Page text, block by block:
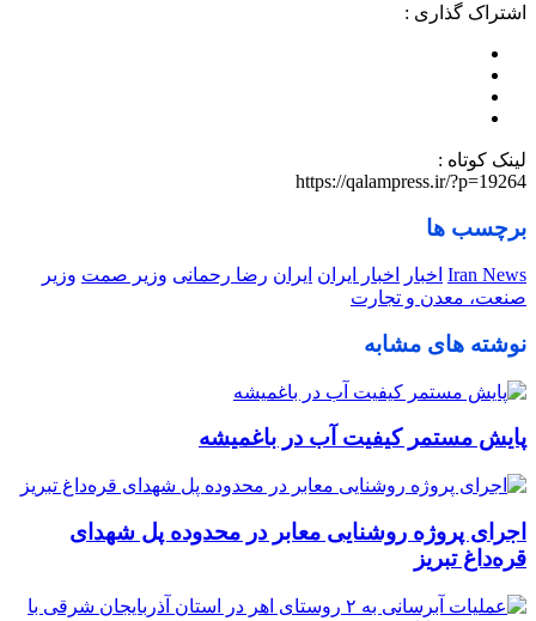
اشتراک گذاری :
لینک کوتاه :
https://qalampress.ir/?p=19264
برچسب ها
Iran News اخبار اخبار ایران ایران رضا رحمانی وزیر صمت وزیر
صنعت، معدن و تجارت
نوشته های مشابه
پایش مستمر کیفیت آب در باغمیشه
اجرای پروژه روشنایی معابر در محدوده پل شهدای
قره‌داغ تبریز